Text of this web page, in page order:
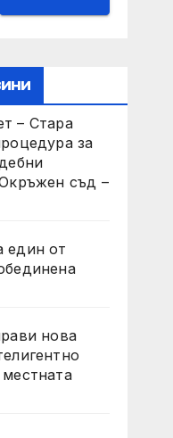
– Стара
за
съд –
един от
нова